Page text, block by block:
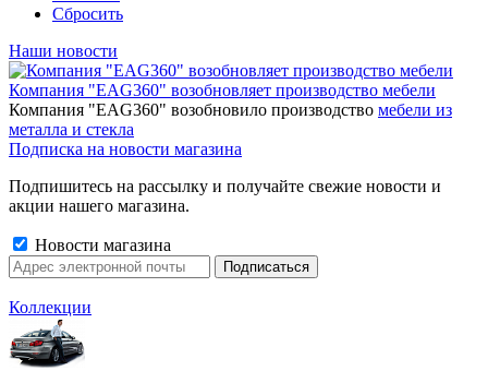
Сбросить
Наши новости
Компания "EAG360" возобновляет производство мебели
Компания "EAG360" возобновило производство мебели из
металла и стекла
Подписка на новости магазина
Подпишитесь на рассылку и получайте свежие новости и
акции нашего магазина.
Новости магазина
Коллекции